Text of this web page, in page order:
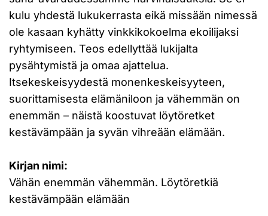
kulu yhdestä lukukerrasta eikä missään nimessä
ole kasaan kyhätty vinkkikokoelma ekoilijaksi
ryhtymiseen. Teos edellyttää lukijalta
pysähtymistä ja omaa ajattelua.
Itsekeskeisyydestä monenkeskeisyyteen,
suorittamisesta elämäniloon ja vähemmän on
enemmän – näistä koostuvat löytöretket
kestävämpään ja syvän vihreään elämään.
Kirjan nimi:
Vähän enemmän vähemmän. Löytöretkiä
kestävämpään elämään